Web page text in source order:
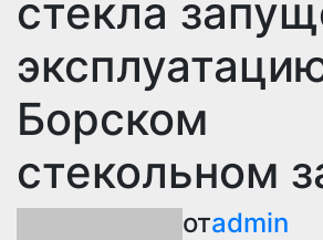
стекла
Борском
стекольном
отadmin